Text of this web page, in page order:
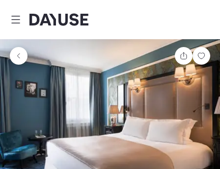
Dayuse
Teilen